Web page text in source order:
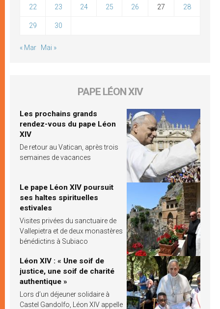
22 23 24 25 26 27 28
29 30
« Mar Mai »
PAPE LÉON XIV
Les prochains grands
rendez-vous du pape Léon
XIV
De retour au Vatican, après trois
semaines de vacances
Le pape Léon XIV poursuit
ses haltes spirituelles
estivales
Visites privées du sanctuaire de
Vallepietra et de deux monastères
bénédictins à Subiaco
Léon XIV : « Une soif de
justice, une soif de charité
authentique »
Lors d’un déjeuner solidaire à
Castel Gandolfo, Léon XIV appelle